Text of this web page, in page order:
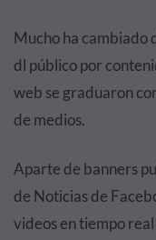
Mucho ha cambiado
dl público por
web se graduaron
de medios.
Aparte de banners
de Noticias de
videos en tiempo